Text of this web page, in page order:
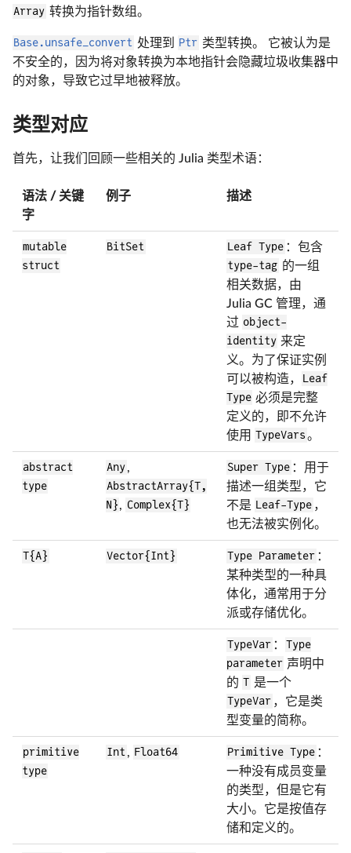
Array 转换为指针数组。
Base.unsafe_convert 处理到 Ptr 类型转换。 它被认为是
不安全的，因为将对象转换为本地指针会隐藏垃圾收集器中
的对象，导致它过早地被释放。
类型对应
首先，让我们回顾一些相关的 Julia 类型术语：
语法 / 关键
字
例子 描述
mutable
struct
BitSet Leaf Type ：包含
type-tag 的一组
相关数据，由
Julia GC 管理，通
过 object-
identity 来定
义。为了保证实例
可以被构造，
Leaf
Type 必须是完整
定义的，即不允许
使用 TypeVars。
abstract
type
Any,
AbstractArray{T,
N}, Complex{T}
Super Type ：用于
描述一组类型，它
不是 Leaf-Type ，
也无法被实例化。
T{A} Vector{Int} Type Parameter ：
某种类型的一种具
体化，通常用于分
派或存储优化。
TypeVar ： Type
parameter 声明中
的 T 是一个
TypeVar ，它是类
型变量的简称。
primitive
type
Int, Float64 Primitive Type ：
一种没有成员变量
的类型，但是它有
大小。它是按值存
储和定义的。